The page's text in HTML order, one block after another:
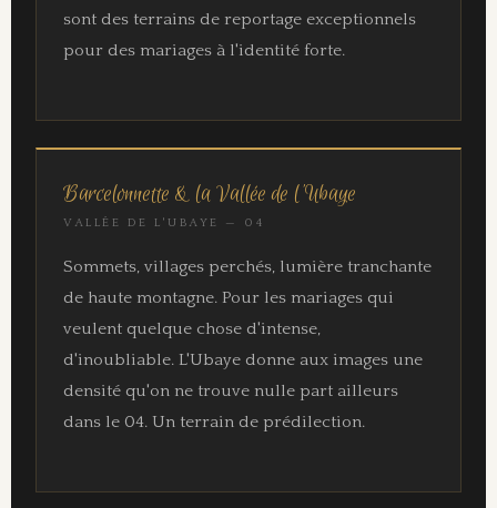
sont des terrains de reportage exceptionnels
pour des mariages à l'identité forte.
Barcelonnette & la Vallée de l'Ubaye
VALLÉE DE L'UBAYE — 04
Sommets, villages perchés, lumière tranchante
de haute montagne. Pour les mariages qui
veulent quelque chose d'intense,
d'inoubliable. L'Ubaye donne aux images une
densité qu'on ne trouve nulle part ailleurs
dans le 04. Un terrain de prédilection.